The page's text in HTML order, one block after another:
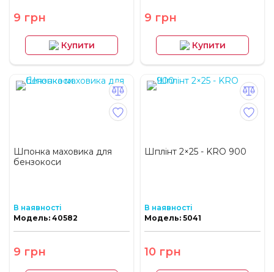
9 грн
Купити
9 грн
Купити
Шпонка маховика для
бензокоси
В наявності
Модель: 40582
9 грн
Шплінт 2×25 - KRO 900
В наявності
Модель: 5041
10 грн